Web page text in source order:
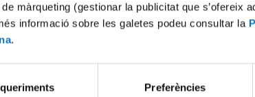
màrqueting (gestionar la publicitat que s’ofereix
informació sobre les galetes podeu consultar la
.
Preferències